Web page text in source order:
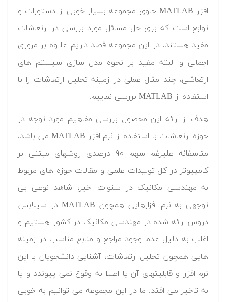
افزار MATLAB حاوی مجموعه بسیار خوبی از دستورات و
توابع است که برای حل مسائل مورد بررسی در ارتعاشات
مفید هستند. در این مجموعه قصد داریم علاوه بر مروری
اجمالی و البته مفید بر نحوه مدل سازی سیستم های
ارتعاشی، چند مثال عملی در زمینه تحلیل ارتعاشات را با
استفاده از MATLAB بررسی نماییم.
هدف از ارائه این محصول بررسی مفاهیم مورد توجه در
حوزه ارتعاشات با استفاده از نرم افزار MATLAB می باشد.
متاسفانه علیرغم سهم ۹۰ درصدی روشهای مبتنی بر
کامپیوتر در کل تولیدات علمی و مقالات حوزه های مربوط
به مهندسی مکانیک در سنوات اخیر، شاهد نوعی بی
توجهی به نرم افزارهایی همچون MATLAB در سیلابس
دروس ارائه شده در مهندسی مکانیک در کشور هستیم و
اغلب به دلیل عدم وجود مراجع و منابع مناسب در زمینه
هایی همچون تحلیل ارتعاشات، آشنایی دانشجویان با این
نرم افزار و قابلیتهای آن یا اصلا به وقوع نمی پیوندد و یا
به تاخیر می افتد. ما در این مجموعه می توانیم به خوبی